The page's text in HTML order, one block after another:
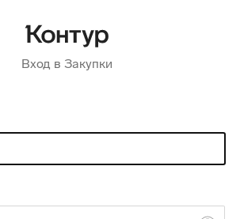
Вход в Закупки